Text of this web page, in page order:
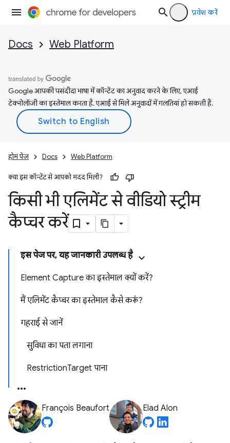
प्रवेश करें
Docs Web Platform
Google आपकी पसंदीदा भाषा में कॉन्टेंट का अनुवाद करने के लिए, एआई
टेक्नोलॉजी का इस्तेमाल करता है. एआई से मिले अनुवादों में गलतियां हो सकती हैं.
होम पेज Docs Web Platform
क्या इस कॉन्टेंट से आपको मदद मिली?
किसी भी एलिमेंट से वीडियो स्ट्रीम
कैप्चर करें
इस पेज पर, यह जानकारी उपलब्ध है
Element Capture का इस्तेमाल क्यों करें?
मैं एलिमेंट कैप्चर का इस्तेमाल कैसे करूं?
गहराई से जानें
सुविधा का पता लगाना
RestrictionTarget पाना
François Beaufort Elad Alon